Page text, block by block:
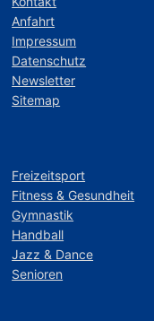
Anfahrt
Impressum
Datenschutz
Newsletter
Sitemap
Freizeitsport
Fitness & Gesundheit
Gymnastik
Handball
Jazz & Dance
Senioren